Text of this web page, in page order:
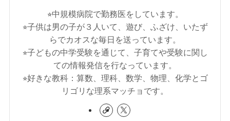
⭐︎中規模病院で勤務医をしています。
⭐︎子供は男の子が３人いて、遊び、ふざけ、いたず
らでカオスな毎日を送っています。
⭐︎子どもの中学受験を通じて、子育てや受験に関し
ての情報発信を行なっています。
⭐︎好きな教科：算数、理科、数学、物理、化学とゴ
リゴリな理系マッチョです。